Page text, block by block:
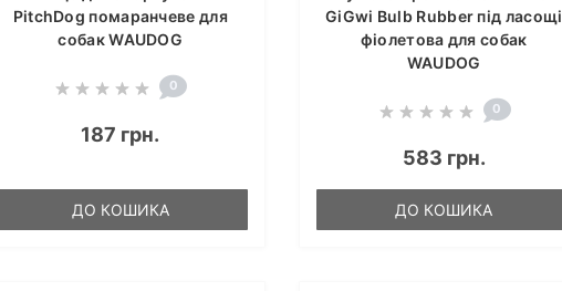
PitchDog помаранчеве для
собак WAUDOG
0
187 грн.
ДО КОШИКА
GiGwi Bulb Rubber під ласощі
фіолетова для собак
WAUDOG
0
583 грн.
ДО КОШИКА